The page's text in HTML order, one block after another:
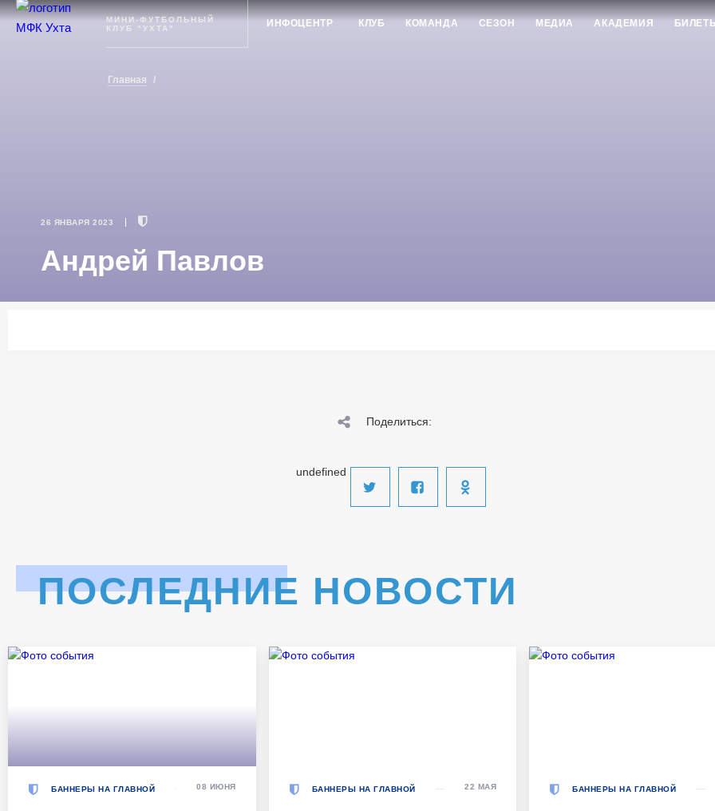
Ухта
МИНИ-ФУТБОЛЬНЫЙ
КЛУБ "УХТА"
ИНФОЦЕНТР КЛУБ КОМАНДА СЕЗОН МЕДИА АКАДЕМИЯ
Главная /
26 ЯНВАРЯ 2023
Андрей Павлов
Поделиться:
undefined
ПОСЛЕДНИЕ НОВОСТИ
БАННЕРЫ НА ГЛАВНОЙ 08 ИЮНЯ БАННЕРЫ НА ГЛАВНОЙ 22 МАЯ БАННЕРЫ НА ГЛАВНОЙ